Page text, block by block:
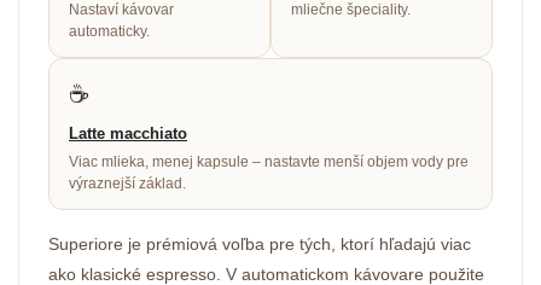
Nastaví kávovar
automaticky.
mliečne špeciality.
☕
Latte macchiato
Viac mlieka, menej kapsule – nastavte menší objem vody pre
výraznejší základ.
Superiore je prémiová voľba pre tých, ktorí hľadajú viac
ako klasické espresso. V automatickom kávovare použite